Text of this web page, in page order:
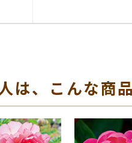
は、こんな商